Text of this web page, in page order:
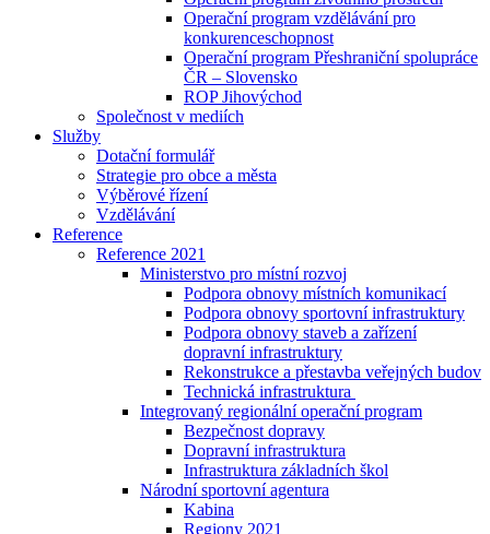
Operační program vzdělávání pro
konkurenceschopnost
Operační program Přeshraniční spolupráce
ČR – Slovensko
ROP Jihovýchod
Společnost v mediích
Služby
Dotační formulář
Strategie pro obce a města
Výběrové řízení
Vzdělávání
Reference
Reference 2021
Ministerstvo pro místní rozvoj
Podpora obnovy místních komunikací
Podpora obnovy sportovní infrastruktury
Podpora obnovy staveb a zařízení
dopravní infrastruktury
Rekonstrukce a přestavba veřejných budov
Technická infrastruktura
Integrovaný regionální operační program
Bezpečnost dopravy
Dopravní infrastruktura
Infrastruktura základních škol
Národní sportovní agentura
Kabina
Regiony 2021